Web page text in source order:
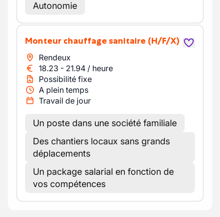
Autonomie
Monteur chauffage sanitaire (H/F/X)
Rendeux
18.23 - 21.94 / heure
Possibilité fixe
A plein temps
Travail de jour
Un poste dans une société familiale
Des chantiers locaux sans grands
déplacements
Un package salarial en fonction de
vos compétences